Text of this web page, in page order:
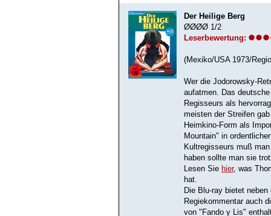
Der Heilige Berg
ØØØØ 1/2
Leserbewertung:
(Mexiko/USA 1973/
Wer die Jodorowsky-
aufatmen. Das
Regisseurs als
meisten der Streifen
Heimkino-Form als
Mountain" in
Kultregisseurs muß
haben sollte man sie
Lesen Sie hier, was
hat.
Die Blu-ray bietet
Regiekommentar auch
von "Fando y Lis"